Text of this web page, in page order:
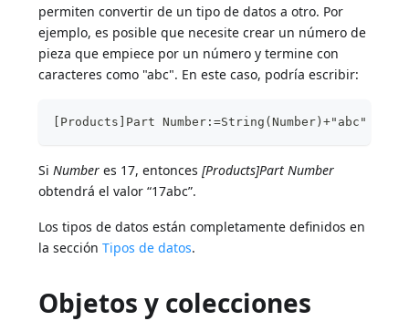
permiten convertir de un tipo de datos a otro. Por
ejemplo, es posible que necesite crear un número de
pieza que empiece por un número y termine con
caracteres como "abc". En este caso, podría escribir:
[Products]Part Number:=String(Number)+"abc"
SiNumber es 17, entonces[Products]Part Number
obtendrá el valor “17abc”.
Los tipos de datos están completamente definidos en
la secciónTipos de datos.
Objetos y colecciones